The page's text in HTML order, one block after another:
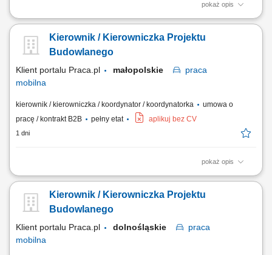
pokaż opis
kierowanie i nadzorowanie prac budowlanych zgodnie z dokumentacją
terminowości wykonywanych robót; zarządzanie zespołem
pracowników oraz podwykonawcami; optymalizacja technologiczno-
Kierownik / Kierowniczka Projektu
Budowlanego
Klient portalu Praca.pl małopolskie
praca
mobilna
kierownik / kierowniczka / koordynator / koordynatorka
umowa o
pracę / kontrakt B2B
pełny etat aplikuj bez CV
1 dni
pokaż opis
kierowanie i nadzorowanie prac budowlanych zgodnie z dokumentacją
terminowości wykonywanych robót; zarządzanie zespołem
pracowników oraz podwykonawcami; optymalizacja technologiczno-
Kierownik / Kierowniczka Projektu
Budowlanego
Klient portalu Praca.pl dolnośląskie
praca
mobilna